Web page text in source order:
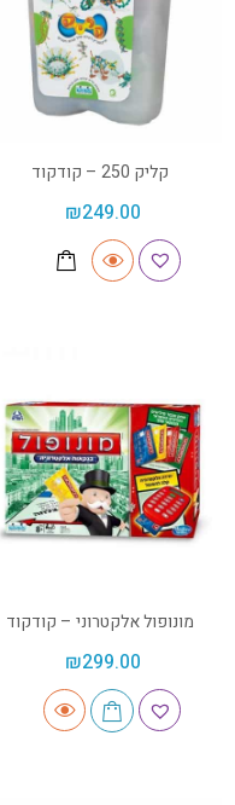
קליק 250 – קודקוד
₪249.00
מונופול אלקטרוני – קודקוד
₪299.00